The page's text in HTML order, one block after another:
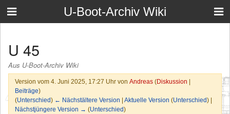
U-Boot-Archiv Wiki
U 45
Aus U-Boot-Archiv Wiki
Version vom 4. Juni 2025, 17:27 Uhr von Andreas (Diskussion |
Beiträge)
(Unterschied) ← Nächstältere Version | Aktuelle Version (Unterschied) |
Nächstjüngere Version → (Unterschied)